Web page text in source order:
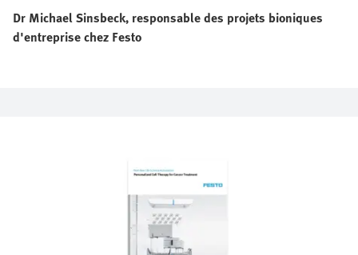
Dr Michael Sinsbeck, responsable des projets bioniques
d'entreprise chez Festo